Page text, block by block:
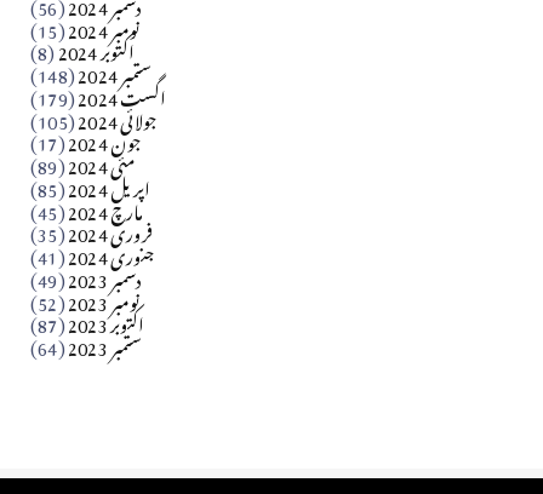
آزاد کشمیر جیسے احتجاج کی ضرورت ہے؟ از،،، ظہیرالدین
نومبر 2024 (15) اکتوبر 2024 (8) ستمبر 2024 (148) اگست 2024 (179) جولائی 2024 (105) جون 2024 (17) مئی 2024 (89) اپریل 2024 (85) مارچ 2024 (45) فروری 2024 (35) جنوری 2024 (41) دسمبر 2023 (49) نومبر 2023 (52) اکتوبر 2023 (87) ستمبر 2023 (64)